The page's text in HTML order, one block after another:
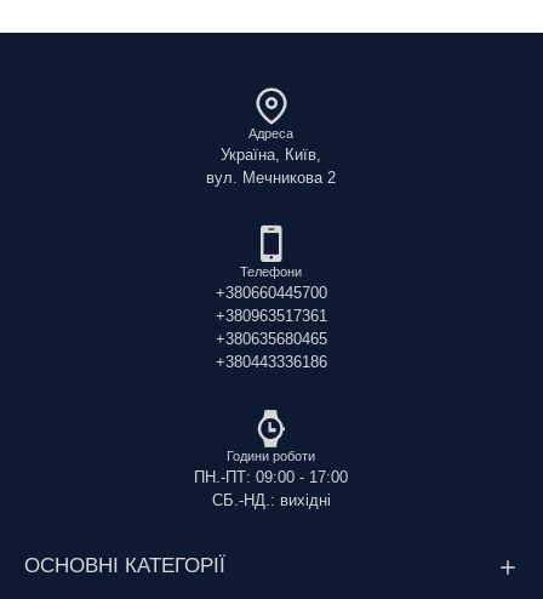
Адреса
Україна, Київ,
вул. Мечникова 2
Телефони
+380660445700
+380963517361
+380635680465
+380443336186
Години роботи
ПН.-ПТ: 09:00 - 17:00
СБ.-НД.: вихідні
ОСНОВНІ КАТЕГОРІЇ